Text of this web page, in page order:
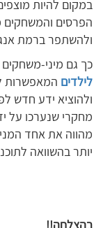
במקום להיות
הפרסים
ולהשתפר ברמת
כך גם מיני-
לילדים המאפשרות
ולהוציא ידע חדש
מחקרי שנערכו על
יותר בהשוואה